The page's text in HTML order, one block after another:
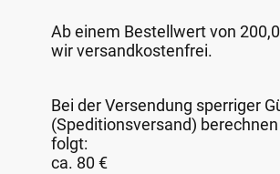
Ab einem Bestellwert von
wir versandkostenfrei.
Bei der Versendung sperriger
(Speditionsversand)
folgt:
ca. 80 €